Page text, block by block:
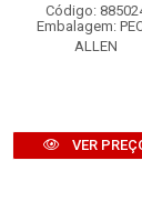
Código:
Embalagem:
ALLEN
VER